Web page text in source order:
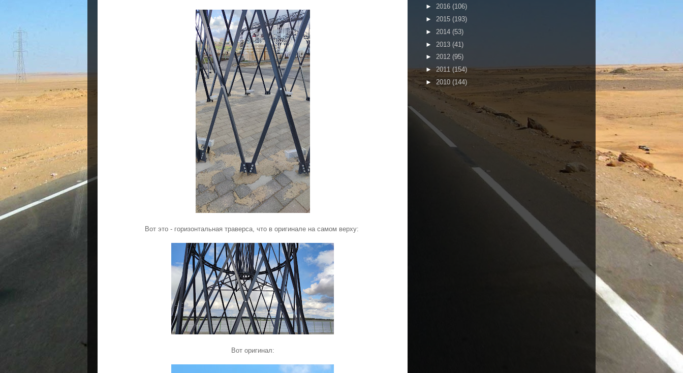
Вот это - горизонтальная траверса, что в оригинале на самом верху:
Вот оригинал:
► 2016 (106)
► 2015 (193)
► 2014 (53)
► 2013 (41)
► 2012 (95)
►2011(154)
► 2010 (144)